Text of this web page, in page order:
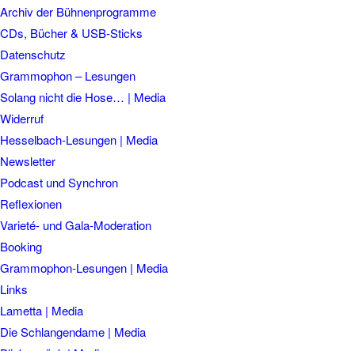
Archiv der Bühnenprogramme
CDs, Bücher & USB-Sticks
Datenschutz
Grammophon – Lesungen
Solang nicht die Hose… | Media
Widerruf
Hesselbach-Lesungen | Media
Newsletter
Podcast und Synchron
Reflexionen
Varieté- und Gala-Moderation
Booking
Grammophon-Lesungen | Media
Links
Lametta | Media
Die Schlangendame | Media